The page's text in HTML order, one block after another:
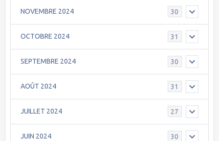
NOVEMBRE 2024 30
OCTOBRE 2024 31
SEPTEMBRE 2024 30
AOÛT 2024 31
JUILLET 2024 27
JUIN 2024 30